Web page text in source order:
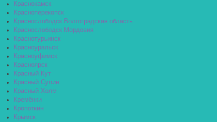
Краснокамск
Красноперекопск
Краснослободск Волгоградская область
Краснослободск Мордовия
Краснотурьинск
Красноуральск
Красноуфимск
Красноярск
Красный Кут
Красный Сулин
Красный Холм
Кремёнки
Кропоткин
Крымск